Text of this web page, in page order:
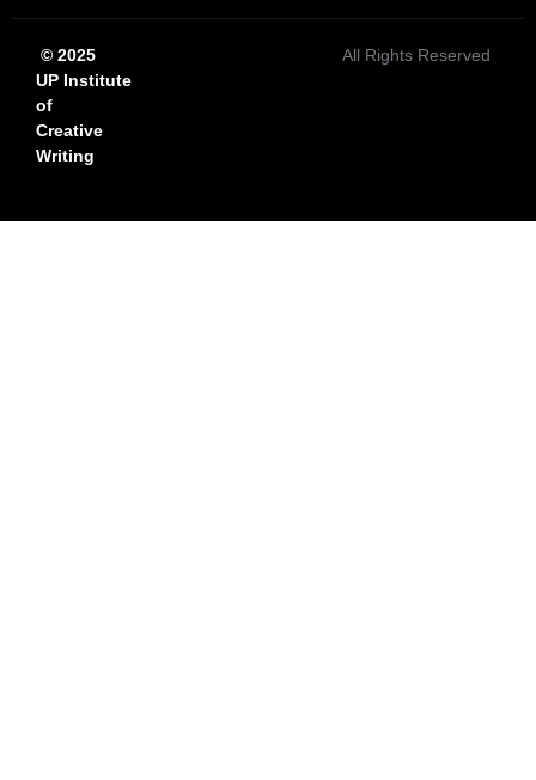
© 2025
UP Institute
of
Creative
Writing
All Rights Reserved